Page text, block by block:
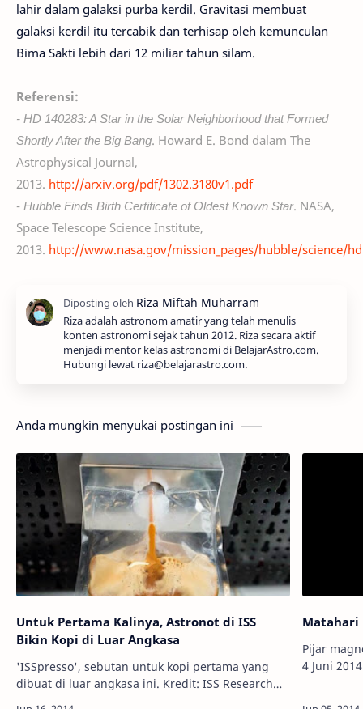
lahir dalam galaksi purba kerdil. Gravitasi membuat
galaksi kerdil itu tercabik dan terhisap oleh kemunculan
Bima Sakti lebih dari 12 miliar tahun silam.
Referensi:
- HD 140283: A Star in the Solar Neighborhood that Formed
Shortly After the Big Bang. Howard E. Bond dalam The
Astrophysical Journal,
2013. http://arxiv.org/pdf/1302.3180v1.pdf
- Hubble Finds Birth Certificate of Oldest Known Star. NASA,
Space Telescope Science Institute,
2013. http://www.nasa.gov/mission_pages/hubble/science/
Riza adalah astronom amatir yang telah menulis
konten astronomi sejak tahun 2012. Riza secara aktif
menjadi mentor kelas astronomi di BelajarAstro.com.
Hubungi lewat riza@belajarastro.com.
Anda mungkin menyukai postingan ini
Untuk Pertama Kalinya, Astronot di ISS
Bikin Kopi di Luar Angkasa
'ISSpresso', sebutan untuk kopi pertama yang
dibuat di luar angkasa ini. Kredit: ISS Research
Matahari
Pijar
4 Juni 2014.